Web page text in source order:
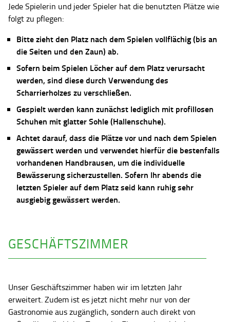
Jede Spielerin und jeder Spieler hat die benutzten Plätze wie
folgt zu pflegen:
Bitte zieht den Platz nach dem Spielen vollflächig (bis an
die Seiten und den Zaun) ab.
Sofern beim Spielen Löcher auf dem Platz verursacht
werden, sind diese durch Verwendung des
Scharrierholzes zu verschließen.
Gespielt werden kann zunächst lediglich mit profillosen
Schuhen mit glatter Sohle (Hallenschuhe).
Achtet darauf, dass die Plätze vor und nach dem Spielen
gewässert werden und verwendet hierfür die bestenfalls
vorhandenen Handbrausen, um die individuelle
Bewässerung sicherzustellen. Sofern Ihr abends die
letzten Spieler auf dem Platz seid kann ruhig sehr
ausgiebig gewässert werden.
GESCHÄFTSZIMMER
Unser Geschäftszimmer haben wir im letzten Jahr
erweitert. Zudem ist es jetzt nicht mehr nur von der
Gastronomie aus zugänglich, sondern auch direkt von